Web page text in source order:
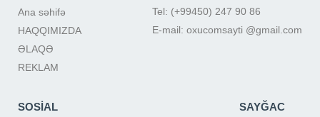
Ana səhifə
HAQQIMIZDA
ƏLAQƏ
REKLAM
Tel: (+99450) 247 90 86
E-mail: oxucomsayti @gmail.com
SOSİAL SAYĞAC